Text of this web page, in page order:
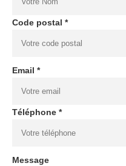
Code postal *
Email *
Téléphone *
Message